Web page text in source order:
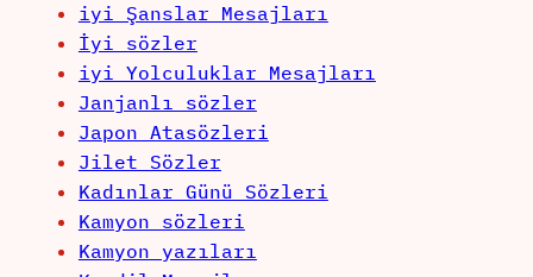
iyi Şanslar Mesajları
İyi sözler
iyi Yolculuklar Mesajları
Janjanlı sözler
Japon Atasözleri
Jilet Sözler
Kadınlar Günü Sözleri
Kamyon sözleri
Kamyon yazıları